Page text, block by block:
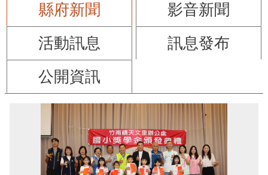
縣府新聞
影音新聞
活動訊息
訊息發布
公開資訊